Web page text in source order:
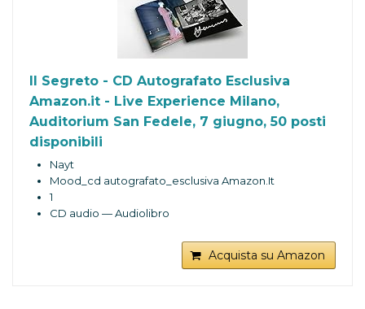
Il Segreto - CD Autografato Esclusiva
Amazon.it - Live Experience Milano,
Auditorium San Fedele, 7 giugno, 50 posti
disponibili
Nayt
Mood_cd autografato_esclusiva Amazon.It
1
CD audio — Audiolibro
Acquista su Amazon